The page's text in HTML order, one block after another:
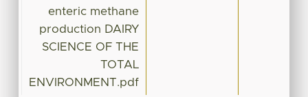
enteric methane
production DAIRY
SCIENCE OF THE
TOTAL
ENVIRONMENT.pdf